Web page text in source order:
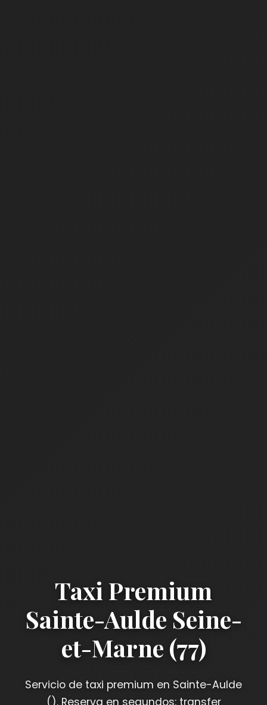
Taxi Premium
Sainte-Aulde Seine-
et-Marne (77)
Servicio de taxi premium en Sainte-Aulde
(). Reserva en segundos: transfer